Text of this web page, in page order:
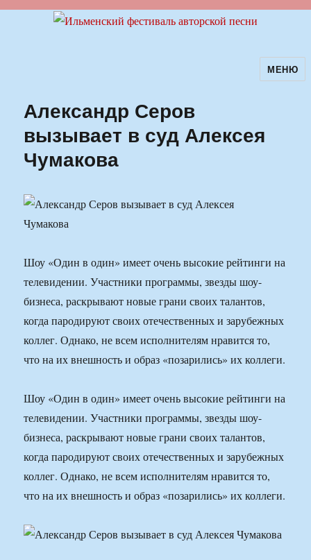
Ильменский фестиваль авторскойМЕНЮ
Александр Серов
вызывает в суд Алексея
Чумакова
Шоу «Один в один» имеет очень высокие рейтинги на
телевидении. Участники программы, звезды шоу-
бизнеса, раскрывают новые грани своих талантов,
когда пародируют своих отечественных и зарубежных
коллег. Однако, не всем исполнителям нравится то,
что на их внешность и образ «позарились» их коллеги.
Шоу «Один в один» имеет очень высокие рейтинги на
телевидении. Участники программы, звезды шоу-
бизнеса, раскрывают новые грани своих талантов,
когда пародируют своих отечественных и зарубежных
коллег. Однако, не всем исполнителям нравится то,
что на их внешность и образ «позарились» их коллеги.